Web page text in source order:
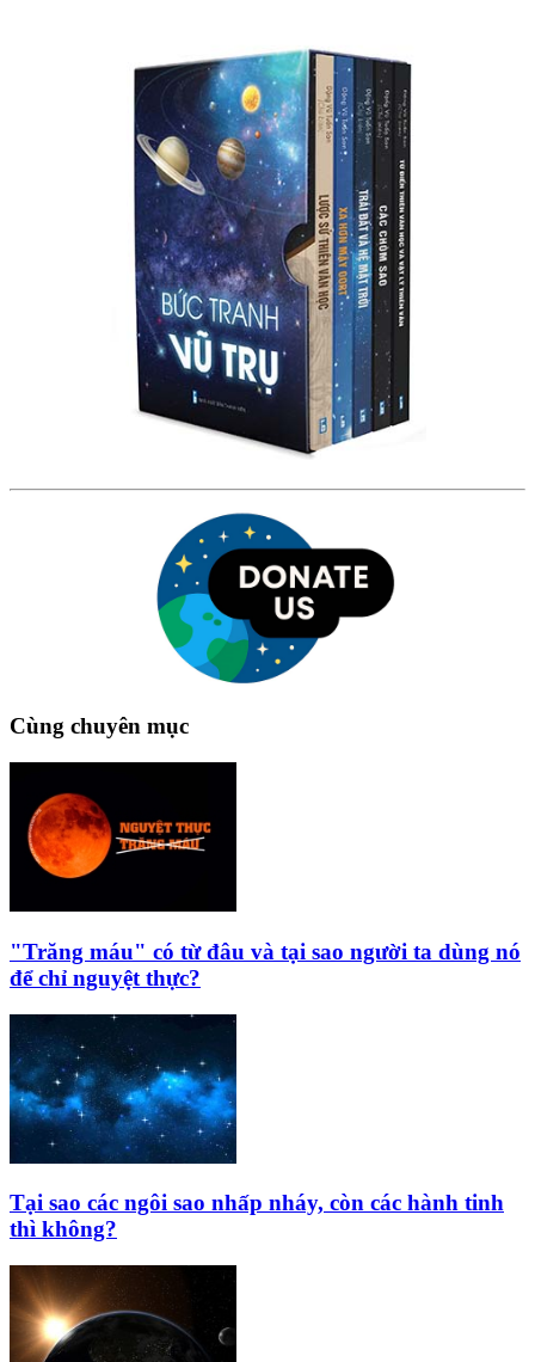
Cùng chuyên mục
"Trăng máu" có từ đâu và tại sao người ta dùng nó
để chỉ nguyệt thực?
Tại sao các ngôi sao nhấp nháy, còn các hành tinh
thì không?